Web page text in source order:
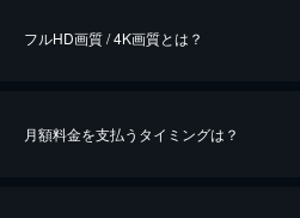
※40％ポイント還元の対象は、クレジットカード
iOSアプリのUコイン決済による作品の購入 / レ
フルHD画質 / 4K画質とは？
月額料金を支払うタイミングは？